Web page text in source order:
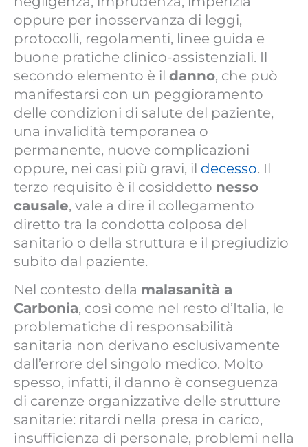
oppure per inosservanza di leggi,
protocolli, regolamenti, linee guida e
buone pratiche clinico-assistenziali. Il
secondo elemento è il danno, che può
manifestarsi con un peggioramento
delle condizioni di salute del paziente,
una invalidità temporanea o
permanente, nuove complicazioni
oppure, nei casi più gravi, il decesso. Il
terzo requisito è il cosiddetto nesso
causale, vale a dire il collegamento
diretto tra la condotta colposa del
sanitario o della struttura e il pregiudizio
subito dal paziente.
Nel contesto della malasanità a
Carbonia, così come nel resto d’Italia, le
problematiche di responsabilità
sanitaria non derivano esclusivamente
dall’errore del singolo medico. Molto
spesso, infatti, il danno è conseguenza
di carenze organizzative delle strutture
sanitarie: ritardi nella presa in carico,
insufficienza di personale, problemi nella